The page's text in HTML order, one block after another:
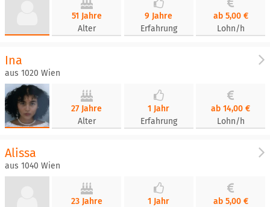
51 Jahre
Alter
9 Jahre
Erfahrung
ab 5,00 €
Lohn/h
Ina
aus 1020 Wien
27 Jahre
Alter
1 Jahr
Erfahrung
ab 14,00 €
Lohn/h
Alissa
aus 1040 Wien
23 Jahre
1 Jahr
ab 5,00 €